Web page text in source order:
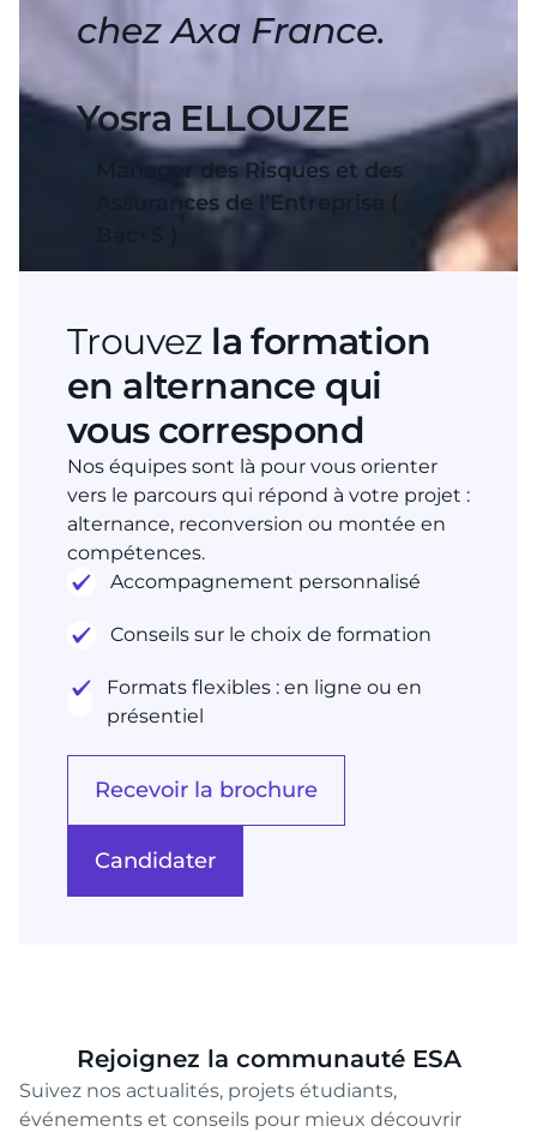
chez Axa France.
Yosra ELLOUZE
Manager des Risques et des
Assurances de l’Entreprise (
Trouvez la formation
en alternance qui
vous correspond
Nos équipes sont là pour vous orienter
vers le parcours qui répond à votre projet :
alternance, reconversion ou montée en
compétences.
Accompagnement personnalisé
Conseils sur le choix de formation
Formats flexibles : en ligne ou en
présentiel
Recevoir la brochure
Candidater
Rejoignez la communauté ESA
Suivez nos actualités, projets étudiants,
événements et conseils pour mieux découvrir